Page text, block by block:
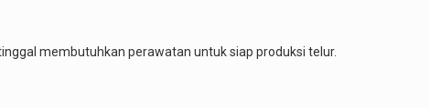
membutuhkan perawatan untuk siap produksi telur.